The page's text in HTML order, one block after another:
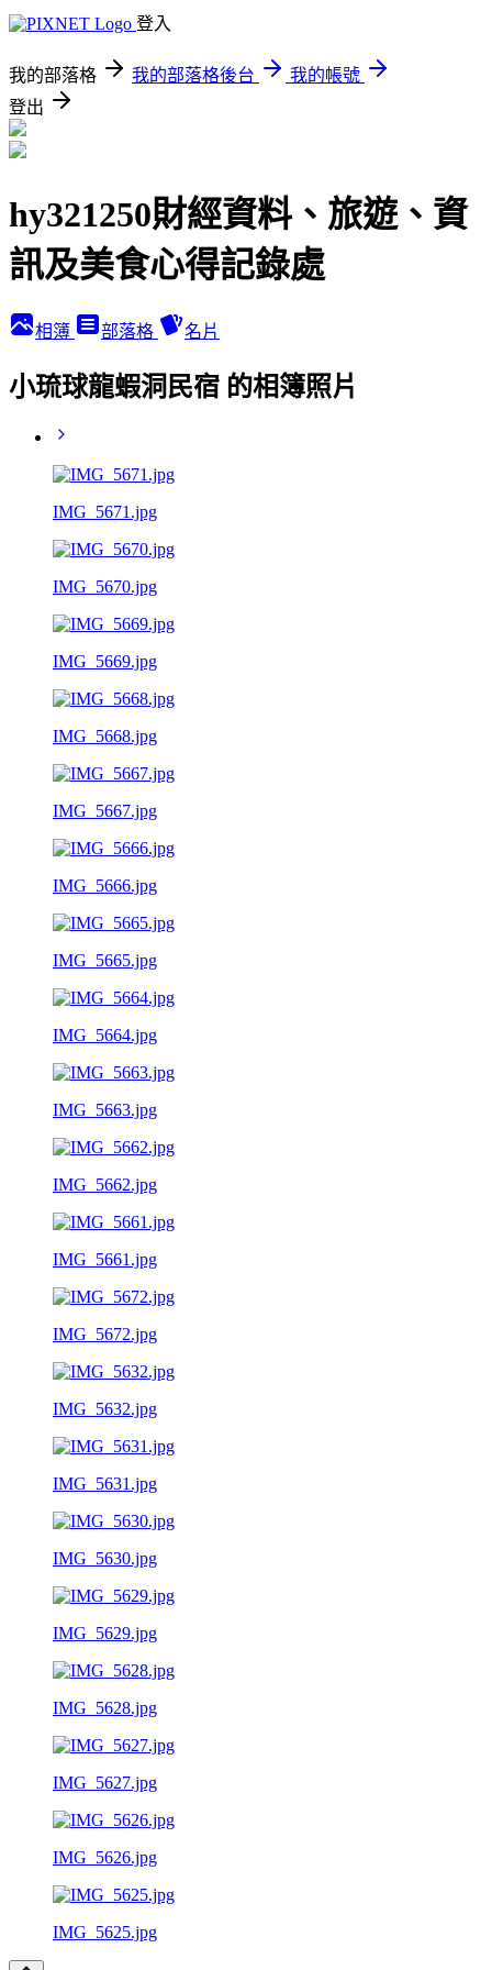
登入
我的部落格 我的部落格後台
我的帳號
登出
hy321250財經資料、旅遊、資
訊及美食心得記錄處
相簿 部落格 名片
小琉球龍蝦洞民宿 的相簿照片
IMG_5671.jpg
IMG_5670.jpg
IMG_5669.jpg
IMG_5668.jpg
IMG_5667.jpg
IMG_5666.jpg
IMG_5665.jpg
IMG_5664.jpg
IMG_5663.jpg
IMG_5662.jpg
IMG_5661.jpg
IMG_5672.jpg
IMG_5632.jpg
IMG_5631.jpg
IMG_5630.jpg
IMG_5629.jpg
IMG_5628.jpg
IMG_5627.jpg
IMG_5626.jpg
IMG_5625.jpg